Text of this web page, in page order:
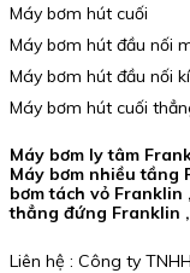
Máy bơm hút cuối
Máy bơm hút đầu nối
Máy bơm hút đầu nối
Máy bơm hút cuối
Máy bơm ly tâm
Máy bơm nhiều tầng
bơm tách vỏ
thẳng đứng Franklin
Liên hệ : Công ty